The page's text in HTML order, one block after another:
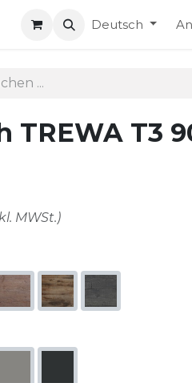
Deutsch
TREWA T3
MWSt.)